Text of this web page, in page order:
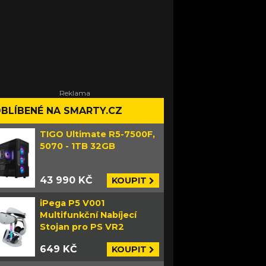
NA SMARTY.CZ
TIGO Ultimate R5-7500F,
5070 - 1TB 32GB
43 990 KČ KOUPIT
iPega P5 V001
Multifunkční Nabíjecí
Stojan pro PS VR2
649 KČ KOUPIT